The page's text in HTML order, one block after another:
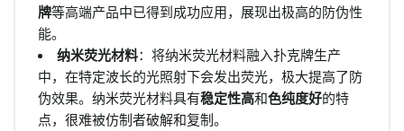
牌等高端产品中已得到成功应用，展现出极高的防伪性
能。
纳米荧光材料：将纳米荧光材料融入扑克牌生产
中，在特定波长的光照射下会发出荧光，极大提高了防
伪效果。纳米荧光材料具有稳定性高和色纯度好的特
点，很难被仿制者破解和复制。